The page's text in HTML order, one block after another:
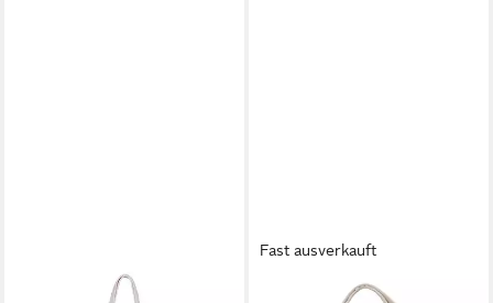
Fast ausverkauft
MARC O'POLO